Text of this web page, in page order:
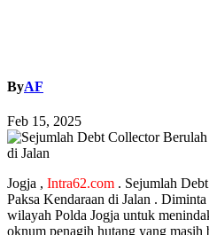
ByAF
Feb 15, 2025
Jogja , Intra62.com . Sejumlah
Paksa Kendaraan di Jalan .
wilayah Polda Jogja untuk
oknum penagih hutang yang masih